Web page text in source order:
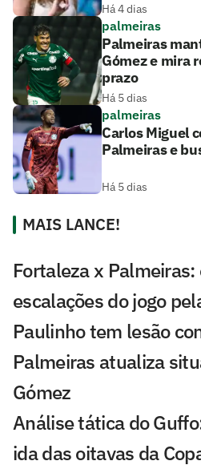
Há 4 dias
palmeiras
Palmeiras
Gómez e mira
prazo
Há 5 dias
palmeiras
Carlos Miguel
Palmeiras e
Há 5 dias
MAIS LANCE!
Fortaleza x
escalações do jogo
Paulinho tem lesão
Palmeiras atualiza
Gómez
Análise tática do
ida das oitavas da